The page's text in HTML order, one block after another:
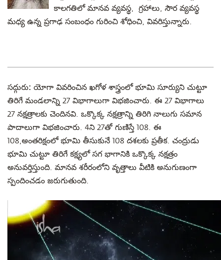
కాలగతిలో మానవ వ్యవస్థ, గ్రహాలు, సౌర వ్యవస్థ
మధ్య ఉన్న ప్రగాఢ సంబంధం గురించి శోధించి, వివరిస్తున్నారు.
సద్గురు: యోగా వివరించిన ఖగోళ శాస్త్రంలో భూమి సూర్యుని చుట్టూ
తిరిగే మండలాన్ని 27 విభాగాలుగా విభజించారు. ఈ 27 విభాగాలు
27 నక్షత్రాలకు చెందినవి. ఒక్కొక్క నక్షత్రాన్ని తిరిగి నాలుగు సమాన
పాదాలుగా విభజించారు. 4ని 27తో గుణిస్తే 108. ఈ
108,అంతరిక్షంలో భూమి తీసుకునే 108 దశలకు ప్రతీక. చంద్రుడు
భూమి చుట్టూ తిరిగే కక్ష్యలో సగ భాగానికి ఒక్కొక్క నక్షత్రం
అనువర్తిస్తుంది. మానవ శరీరంలోని వృత్తాలు వీటికి అనుగుణంగా
స్పందించడం జరుగుతుంది.